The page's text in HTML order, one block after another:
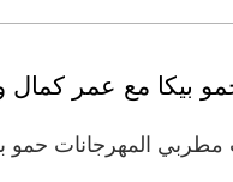
بيكا مع عمر كمال
المهرجانات حمو